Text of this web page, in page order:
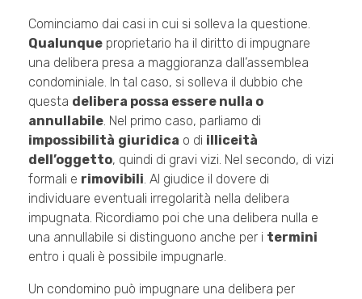
Cominciamo dai casi in cui si solleva la questione.
Qualunque proprietario ha il diritto di impugnare
una delibera presa a maggioranza dall’assemblea
condominiale. In tal caso, si solleva il dubbio che
questa delibera possa essere nulla o
annullabile . Nel primo caso, parliamo di
impossibilità giuridica o di illiceità
dell’oggetto, quindi di gravi vizi. Nel secondo, di vizi
formali e rimovibili . Al giudice il dovere di
individuare eventuali irregolarità nella delibera
impugnata. Ricordiamo poi che una delibera nulla e
una annullabile si distinguono anche per i termini
entro i quali è possibile impugnarle.
Un condomino può impugnare una delibera per